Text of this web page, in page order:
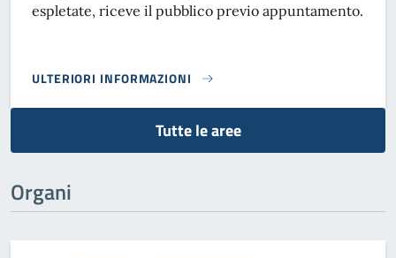
espletate, riceve il pubblico previo appuntamento.
ULTERIORI INFORMAZIONI
SEGRETARIO COMUNALE}
Tutte le aree
Organi